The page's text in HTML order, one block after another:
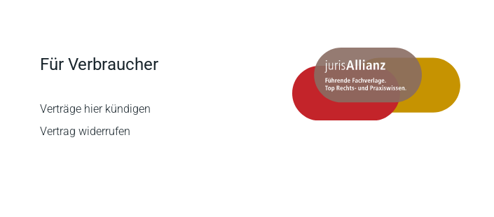
Für Verbraucher
Verträge hier kündigen
Vertrag widerrufen